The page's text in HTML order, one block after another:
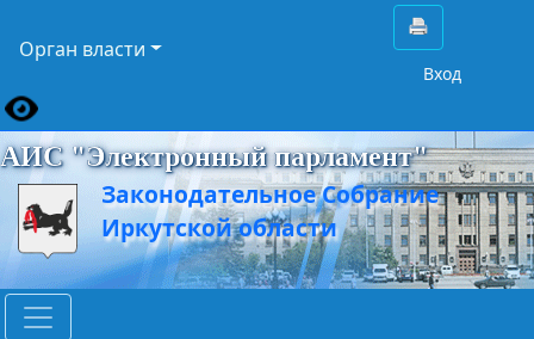
Орган власти
Вход
АИС "Электронный парламент"
Законодательное Собрание
Иркутской области